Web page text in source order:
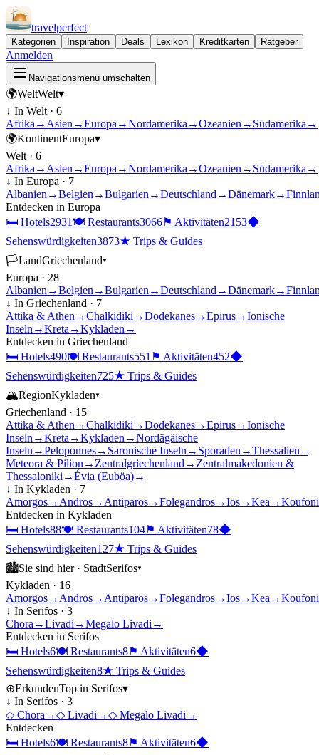
travelperfect
Kategorien Inspiration Deals Lexikon Kreditkarten Ratgeber
Anmelden
Navigationsmenü umschalten
🌍WeltWelt▾
↓ In Welt · 6
Afrika → Asien →Europa →Nordamerika →Ozeanien → Südamerika →
🌍KontinentEuropa▾
Welt · 6
Afrika → Asien →Europa →Nordamerika →Ozeanien → Südamerika →
↓ In Europa · 7
Albanien →Belgien →Bulgarien →Deutschland →Dänemark→
Entdecken in Europa
🛏 Hotels2931 🍽 Restaurants3066⚑ Aktivitäten2153◆
Sehenswürdigkeiten3873★ Trips & Guides
🏳LandGriechenland▾
Europa · 28
Albanien →Belgien →Bulgarien →Deutschland →Dänemark→
↓ In Griechenland · 7
Attika & Athen →Chalkidiki →Dodekanes→Epirus→Ionische
Inseln →Kreta →Kykladen →
Entdecken in Griechenland
🛏 Hotels490🍽 Restaurants551 ⚑ Aktivitäten452◆
Sehenswürdigkeiten725★ Trips & Guides
🏔RegionKykladen▾
Griechenland · 15
Attika & Athen →Chalkidiki →Dodekanes→Epirus→Ionische
Inseln →Kreta →Kykladen →Nordägäische
Inseln →Peloponnes→ Saronische Inseln → Sporaden →Thessalien –
Meteora & Pilion → Zentralgriechenland → Zentralmakedonien &
Thessaloniki →Évia (Euböa)→
↓ In Kykladen · 7
Amorgos→ Andros→ Antiparos→Folegandros→Ios→Kea →
Entdecken in Kykladen
🛏 Hotels88🍽 Restaurants104⚑ Aktivitäten78◆
Sehenswürdigkeiten127★ Trips & Guides
🏙Sie sind hier · StadtSerifos▾
Kykladen · 16
Amorgos→ Andros→ Antiparos→Folegandros→Ios→Kea →
↓ In Serifos · 3
Chora →Livadi →Megalo Livadi →
Entdecken in Serifos
🛏 Hotels6🍽 Restaurants8⚑ Aktivitäten6◆
Sehenswürdigkeiten8★ Trips & Guides
⊕ErkundenTop in Serifos▾
↓ In Serifos · 3
◇ Chora →◇ Livadi →◇ Megalo Livadi →
Entdecken
🛏 Hotels6🍽 Restaurants8⚑ Aktivitäten6◆